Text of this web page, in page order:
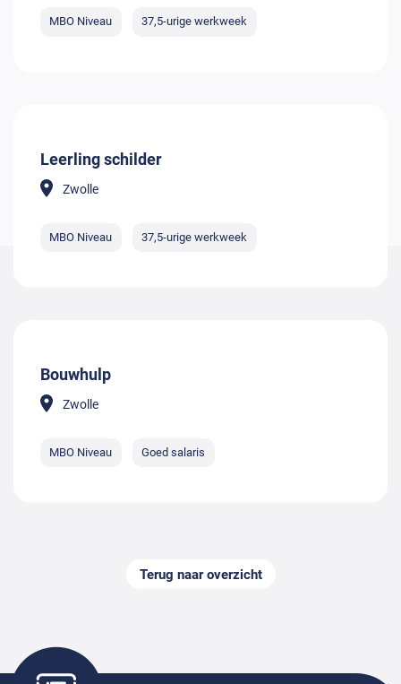
MBO Niveau 37,5-urige werkweek
Leerling schilder
Zwolle
MBO Niveau 37,5-urige werkweek
Bouwhulp
Zwolle
MBO Niveau Goed salaris
Terug naar overzicht